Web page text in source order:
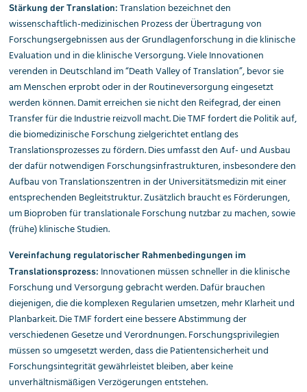
Stärkung der Translation: Translation bezeichnet den
wissenschaftlich-medizinischen Prozess der Übertragung von
Forschungsergebnissen aus der Grundlagenforschung in die klinische
Evaluation und in die klinische Versorgung. Viele Innovationen
verenden in Deutschland im “Death Valley of Translation”, bevor sie
am Menschen erprobt oder in der Routineversorgung eingesetzt
werden können. Damit erreichen sie nicht den Reifegrad, der einen
Transfer für die Industrie reizvoll macht. Die TMF fordert die Politik auf,
die biomedizinische Forschung zielgerichtet entlang des
Translationsprozesses zu fördern. Dies umfasst den Auf- und Ausbau
der dafür notwendigen Forschungsinfrastrukturen, insbesondere den
Aufbau von Translationszentren in der Universitätsmedizin mit einer
entsprechenden Begleitstruktur. Zusätzlich braucht es Förderungen,
um Bioproben für translationale Forschung nutzbar zu machen, sowie
(frühe) klinische Studien.
Vereinfachung regulatorischer Rahmenbedingungen im
Translationsprozess: Innovationen müssen schneller in die klinische
Forschung und Versorgung gebracht werden. Dafür brauchen
diejenigen, die die komplexen Regularien umsetzen, mehr Klarheit und
Planbarkeit. Die TMF fordert eine bessere Abstimmung der
verschiedenen Gesetze und Verordnungen. Forschungsprivilegien
müssen so umgesetzt werden, dass die Patientensicherheit und
Forschungsintegrität gewährleistet bleiben, aber keine
unverhältnismäßigen Verzögerungen entstehen.